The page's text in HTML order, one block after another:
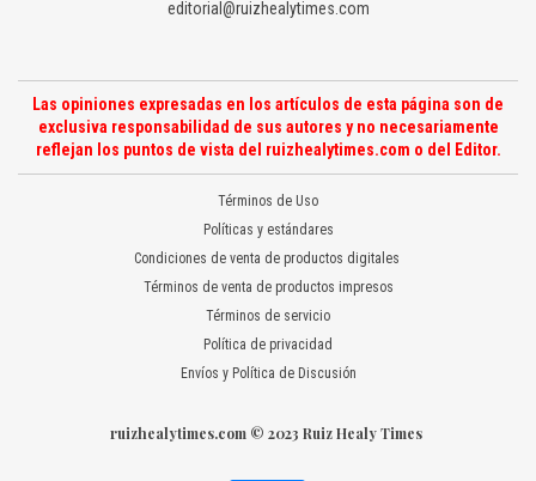
editorial@ruizhealytimes.com
Las opiniones expresadas en los artículos de esta página son de
exclusiva responsabilidad de sus autores y no necesariamente
reflejan los puntos de vista del ruizhealytimes.com o del Editor.
Términos de Uso
Políticas y estándares
Condiciones de venta de productos digitales
Términos de venta de productos impresos
Términos de servicio
Política de privacidad
Envíos y Política de Discusión
ruizhealytimes.com © 2023 Ruiz Healy Times